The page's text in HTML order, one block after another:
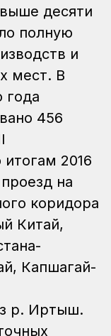
десяти
полную
и
мест. В
года
456
2016
на
коридора
Китай,
Капшагай-
р. Иртыш.